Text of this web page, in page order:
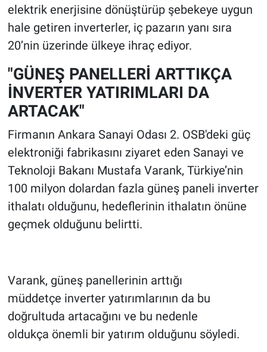
elektrik enerjisine dönüştürüp şebekeye uygun
hale getiren inverterler, iç pazarın yanı sıra
20’nin üzerinde ülkeye ihraç ediyor.
"GÜNEŞ PANELLERİ ARTTIKÇA
İNVERTER YATIRIMLARI DA
ARTACAK"
Firmanın Ankara Sanayi Odası 2. OSB'deki güç
elektroniği fabrikasını ziyaret eden Sanayi ve
Teknoloji Bakanı Mustafa Varank, Türkiye’nin
100 milyon dolardan fazla güneş paneli inverter
ithalatı olduğunu, hedeflerinin ithalatın önüne
geçmek olduğunu belirtti.
Varank, güneş panellerinin arttığı
müddetçe inverter yatırımlarının da bu
doğrultuda artacağını ve bu nedenle
oldukça önemli bir yatırım olduğunu söyledi.